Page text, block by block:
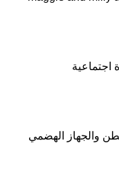
اجتماعية
والجهاز الهضمي